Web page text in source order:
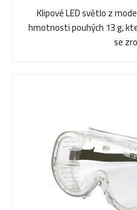
Klipové LED světlo z
hmotnosti pouhých 13 g,
se